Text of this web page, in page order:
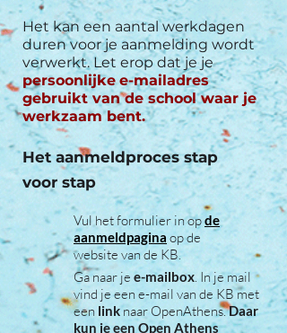
Het kan een aantal werkdagen
duren voor je aanmelding wordt
verwerkt. Let erop dat je je
persoonlijke e-mailadres
gebruikt van de school waar je
werkzaam bent.
Vul het formulier in opde
aanmeldpagina op de
website van de KB.
Ga naar je e-mailbox. In je mail
vind je een e-mail van de KB met
een linknaar OpenAthens.Daar
kun je een Open Athens
Het aanmeldproces stap
voor stap